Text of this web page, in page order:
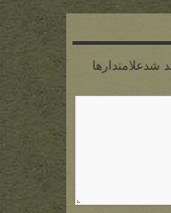
شدعلامتدارها